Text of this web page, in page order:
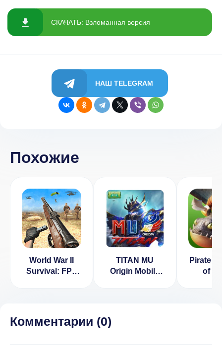
СКАЧАТЬ: Взломанная версия
НАШ TELEGRAM
Похожие
World War II
Survival: FPS
TITAN MU
Origin Mobile
Pirate
of
Комментарии (0)